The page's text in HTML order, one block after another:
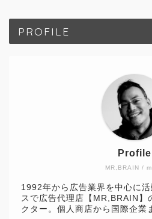
PROFILE
MR,BRAIN /
Profile
1992年から広告業界を中心に
スで広告代理店【MR,BRAIN】
クター。個人商店から国際企業